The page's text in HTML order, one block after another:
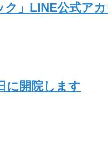
」LINE公式ア
に開院します